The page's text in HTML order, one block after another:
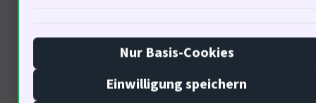
Die ökonomischen Prinzipien
Nur Basis-Cookies
Einwilligung speichern